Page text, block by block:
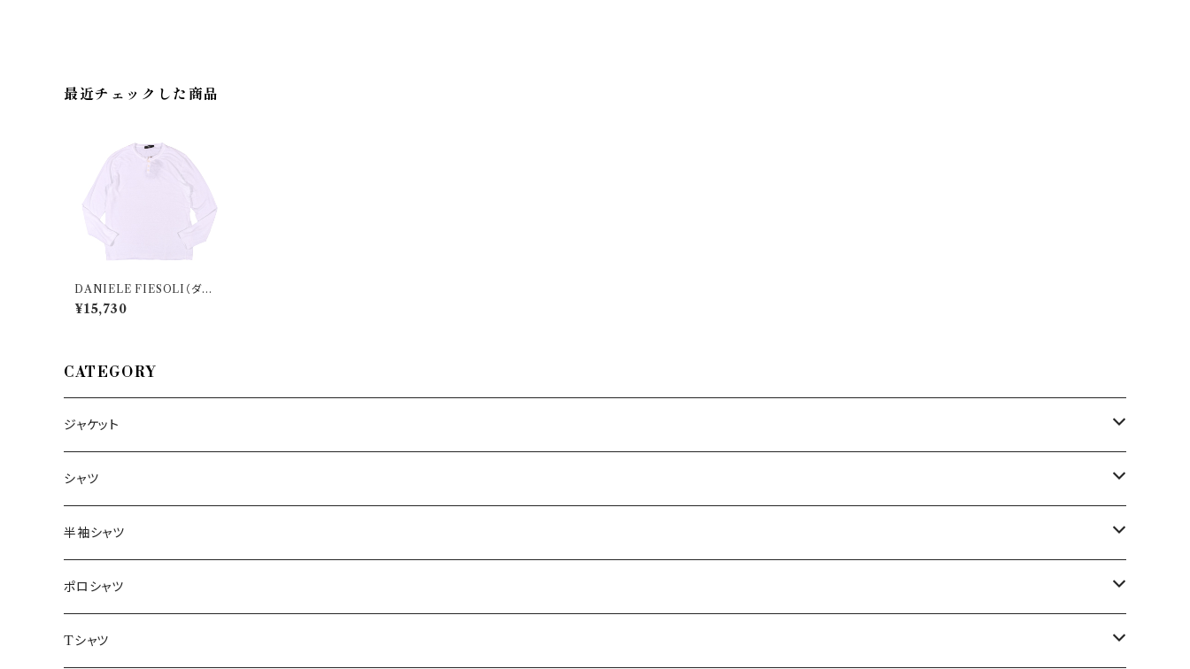
最近チェックした商品
DANIELE FIESOLI（ダニ
エレフィエゾーリ） Uネック長
袖Tシャツ DF 1163 31585
¥15,730
CATEGORY
ジャケット
～44/S
46/M
48/L
50/XL～
シャツ
～44/S
46/M
48/L
半袖シャツ
～44/S
46/M
ポロシャツ
～44/S
Tシャツ